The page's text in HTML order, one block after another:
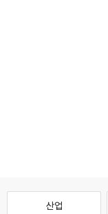
산업